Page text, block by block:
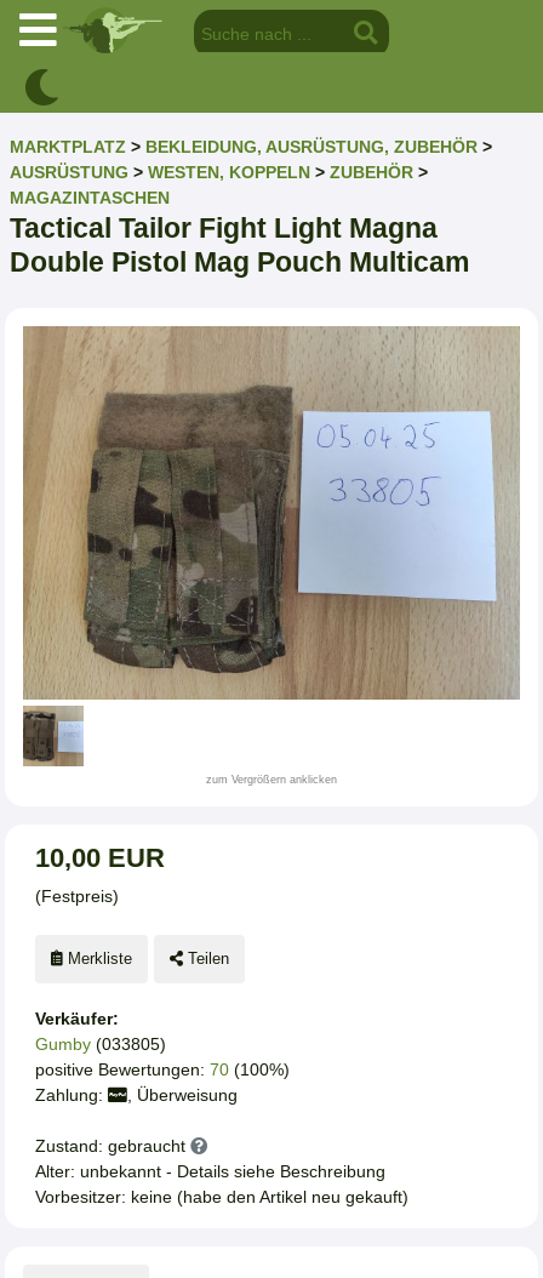
MARKTPLATZ > BEKLEIDUNG, AUSRÜSTUNG, ZUBEHÖR >
AUSRÜSTUNG > WESTEN, KOPPELN > ZUBEHÖR >
MAGAZINTASCHEN
Tactical Tailor Fight Light Magna
Double Pistol Mag Pouch Multicam
zum Vergrößern anklicken
10,00 EUR
(Festpreis)
Merkliste Teilen
Verkäufer:
Gumby (033805)
positive Bewertungen: 70 (100%)
Zahlung:
, Überweisung
Zustand: gebraucht
Alter: unbekannt - Details siehe Beschreibung
Vorbesitzer: keine (habe den Artikel neu gekauft)